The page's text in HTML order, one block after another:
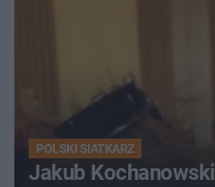
POLSKI SIATKARZ
Jakub